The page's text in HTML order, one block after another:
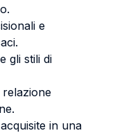
e
gli stili di
in una